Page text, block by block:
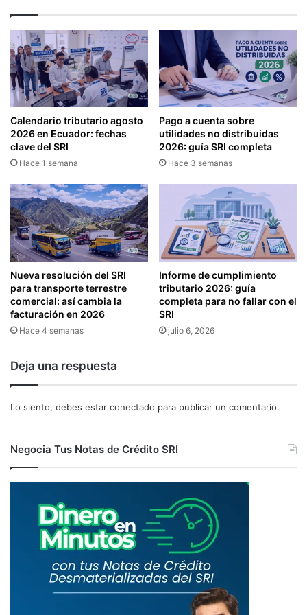
R
T
O
S
U
E
L
D
O
P
A
R
T
I
D
E
L
1
E
A
O
O
2
0
I
M
O
D
E
M
I
E
M
B
R
O
S
Y
C
A
I
T
A
O
C
A
A
R
A
Calendario tributario agosto
2026 en Ecuador: fechas
clave del SRI
Hace 1 semana
Pago a cuenta sobre
utilidades no distribuidas
2026: guía SRI completa
Hace 3 semanas
Nueva resolución del SRI
para transporte terrestre
comercial: así cambia la
facturación en 2026
Hace 4 semanas
Informe de cumplimiento
tributario 2026: guía
completa para no fallar con el
SRI
julio 6, 2026
Deja una respuesta
Lo siento, debes estar conectado para publicar un comentario.
Negocia Tus Notas de Crédito SRI